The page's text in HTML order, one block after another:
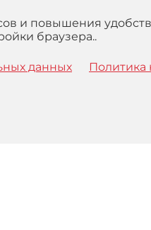
и повышения
браузера..
данных Политика